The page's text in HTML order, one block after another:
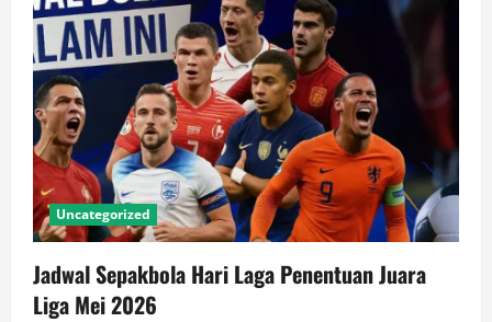
g
a
t
i
o
n
Uncategorized
Jadwal Sepakbola Hari Laga Penentuan Juara
Liga Mei 2026